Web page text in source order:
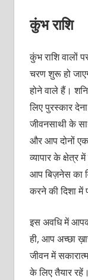
कुंभ राशि
कुंभ राशि वालों
चरण शुरू हो
होने वाले हैं।
लिए पुरस्कार
जीवनसाथी के
और आप दोनों
व्यापार के
आप बिज़नेस का
करने की दिशा में
इस अवधि में
ही, आप अच्छा
जीवन में
के लिए तैयार